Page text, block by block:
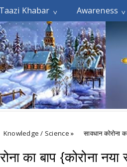
Taazi Khabar Awareness
Knowledge / Science » सावधान कोरोना
का बाप {कोरोना